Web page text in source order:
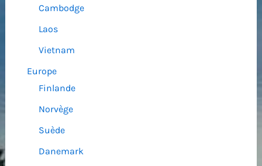
Cambodge
Laos
Vietnam
Europe
Finlande
Norvège
Suède
Danemark